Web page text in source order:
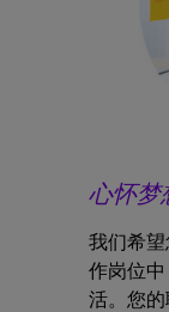
心怀梦
我们希
作岗位
活。您的